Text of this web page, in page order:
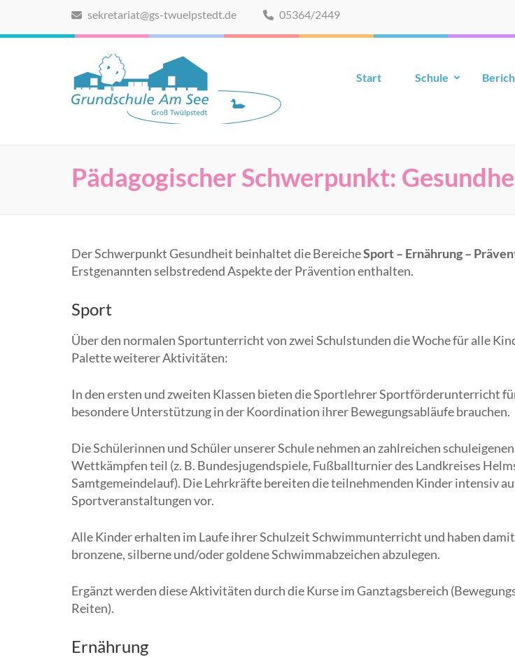
springen
sekretariat@gs-twuelpstedt.de 05364/2449
Grundschule Am See
Start Schule
Pädagogischer Schwerpunkt:
Der Schwerpunkt Gesundheit beinhaltet die BereicheSport – Ernährung –
Erstgenannten selbstredend Aspekte der Prävention enthalten.
Sport
Über den normalen Sportunterricht von zwei Schulstunden die Woche für alle
Palette weiterer Aktivitäten:
In den ersten und zweiten Klassen bieten die Sportlehrer Sportförderunterricht
besondere Unterstützung in der Koordination ihrer Bewegungsabläufe brauchen.
Die Schülerinnen und Schüler unserer Schule nehmen an zahlreichen
Wettkämpfen teil (z. B. Bundesjugendspiele, Fußballturnier des Landkreises
Samtgemeindelauf). Die Lehrkräfte bereiten die teilnehmenden Kinder intensiv
Sportveranstaltungen vor.
Alle Kinder erhalten im Laufe ihrer Schulzeit Schwimmunterricht und haben
bronzene, silberne und/oder goldene Schwimmabzeichen abzulegen.
Ergänzt werden diese Aktivitäten durch die Kurse im Ganztagsbereich
Reiten).
Ernährung